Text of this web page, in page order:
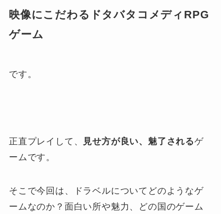
映像にこだわるドタバタコメディRPG
ゲーム
です。
正直プレイして、 見せ方が良い、魅了されるゲ
ームです。
そこで今回は、ドラベルについてどのようなゲ
ームなのか？面白い所や魅力、どの国のゲーム